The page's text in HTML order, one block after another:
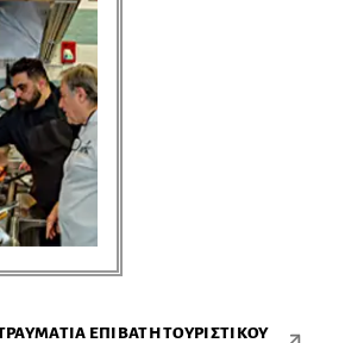
ΕΠΙΒΆΤΗ ΤΟΥΡΙΣΤΙΚΟΎ